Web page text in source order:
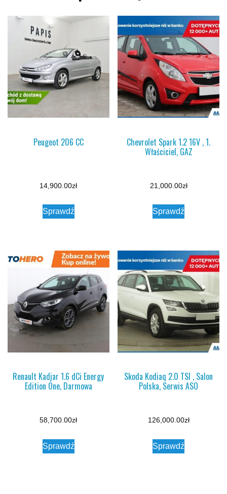
Peugeot 206 CC
14,900.00zł
Sprawdź
Chevrolet Spark 1.2 16V , 1.
Właściciel, GAZ
21,000.00zł
Sprawdź
Renault Kadjar 1.6 dCi Energy
Edition One, Darmowa
58,700.00zł
Sprawdź
Skoda Kodiaq 2.0 TSI , Salon
Polska, Serwis ASO
126,000.00zł
Sprawdź